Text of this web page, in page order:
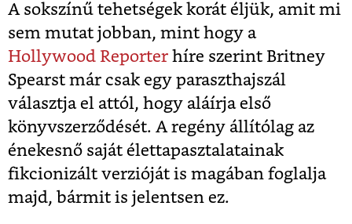
A sokszínű tehetségek korát éljük, amit mi
sem mutat jobban, mint hogy a
Hollywood Reporter híre szerint Britney
Spearst már csak egy paraszthajszál
választja el attól, hogy aláírja első
könyvszerződését. A regény állítólag az
énekesnő saját élettapasztalatainak
fikcionizált verzióját is magában foglalja
majd, bármit is jelentsen ez.